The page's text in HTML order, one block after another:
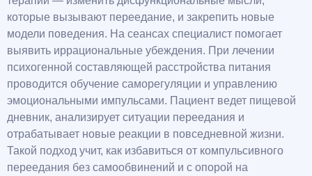
которые вызывают переедание, и закрепить новые
модели поведения. На сеансах специалист помогает
выявить иррациональные убеждения. При лечении
психогенной составляющей расстройства питания
проводится обучение саморегуляции и управлению
эмоциональными импульсами. Пациент ведет пищевой
дневник, анализирует ситуации переедания и
отрабатывает новые реакции в повседневной жизни.
Такой подход учит, как избавиться от компульсивного
переедания без самообвинений и с опорой на